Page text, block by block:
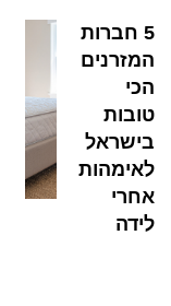
5 חברות
המזרנים
הכי
טובות
בישראל
לאימהות
אחרי
לידה